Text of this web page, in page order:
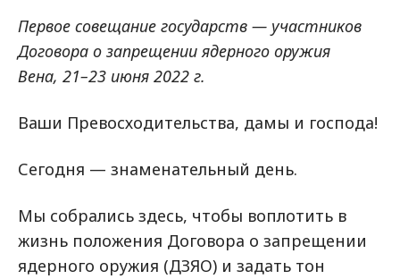
Первое совещание государств — участников
Договора о запрещении ядерного оружия
Вена, 21–23 июня 2022 г.
Ваши Превосходительства, дамы и господа!
Сегодня — знаменательный день.
Мы собрались здесь, чтобы воплотить в
жизнь положения Договора о запрещении
ядерного оружия (ДЗЯО) и задать тон